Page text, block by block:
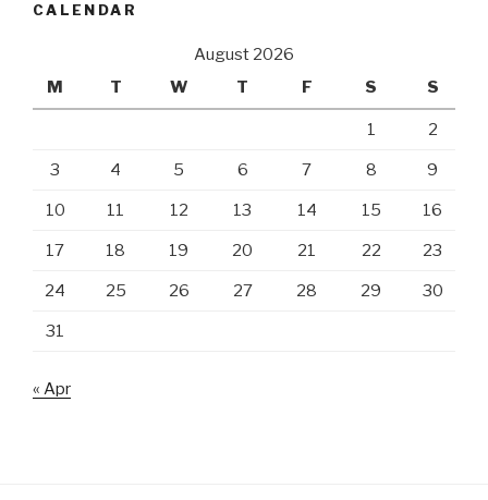
CALENDAR
August 2026
M
T W T F S S
1 2
3 4 5 6 7 8 9
10 11 12 13 14 15 16
17 18 19 20 21 22 23
24 25 26 27 28 29 30
31
« Apr